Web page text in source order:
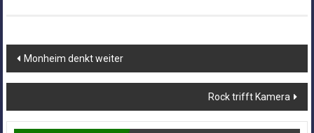
Beitragsnavigation
Monheim denkt weiter
Rock trifft Kamera